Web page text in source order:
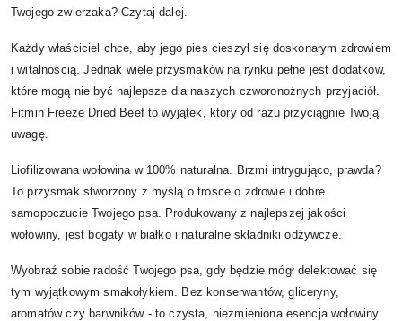
Twojego zwierzaka? Czytaj dalej.
Każdy właściciel chce, aby jego pies cieszył się doskonałym zdrowiem
i witalnością. Jednak wiele przysmaków na rynku pełne jest dodatków,
które mogą nie być najlepsze dla naszych czworonożnych przyjaciół.
Fitmin Freeze Dried Beef to wyjątek, który od razu przyciągnie Twoją
uwagę.
Liofilizowana wołowina w 100% naturalna. Brzmi intrygująco, prawda?
To przysmak stworzony z myślą o trosce o zdrowie i dobre
samopoczucie Twojego psa. Produkowany z najlepszej jakości
wołowiny, jest bogaty w białko i naturalne składniki odżywcze.
Wyobraź sobie radość Twojego psa, gdy będzie mógł delektować się
tym wyjątkowym smakołykiem. Bez konserwantów, gliceryny,
aromatów czy barwników - to czysta, niezmieniona esencja wołowiny.